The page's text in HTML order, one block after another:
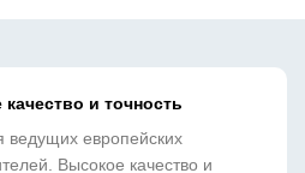
и точность
ведущих европейских
Высокое качество и